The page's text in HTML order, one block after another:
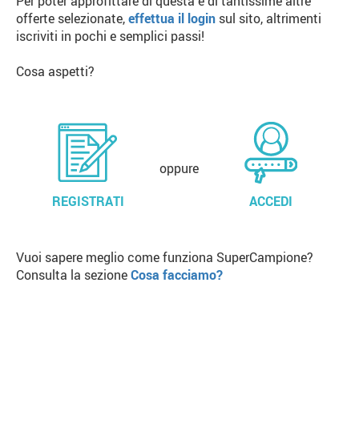
offerte selezionate,effettua il login sul sito, altrimenti
iscriviti in pochi e semplici passi!
Cosa aspetti?
REGISTRATI
oppure
ACCEDI
Vuoi sapere meglio come funziona SuperCampione?
Consulta la sezioneCosa facciamo?